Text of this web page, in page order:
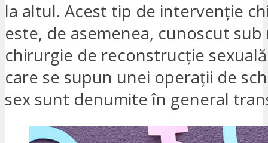
la altul. Acest tip de intervenție
este, de asemenea, cunoscut
chirurgie de reconstrucție
care se supun unei operații de
sex sunt denumite în general